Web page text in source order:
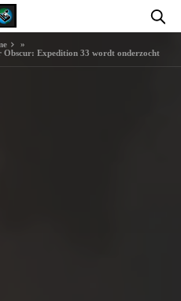
»
Expedition 33 wordt onderzocht